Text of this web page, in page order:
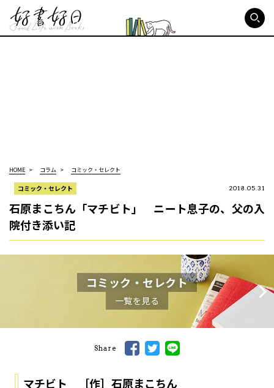
HOME コラム コミック・セレクト
コミック・セレクト 2018.05.31
石原まこちん「マチビト」 ニート息子の、父の入
院付き添い記
コミック・セレクト
一覧を見る
Share
マチビト ［作］石原まこちん